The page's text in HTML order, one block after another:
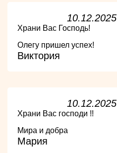
10.12.2025
Храни Вас Господь!
Олегу пришел успех!
Виктория
10.12.2025
Храни Вас господи !!
Мира и добра
Мария